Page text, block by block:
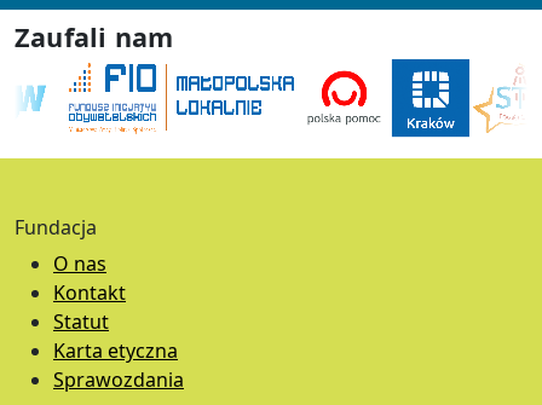
Zaufali nam
Fundacja
O nas
Kontakt
Statut
Karta etyczna
Sprawozdania